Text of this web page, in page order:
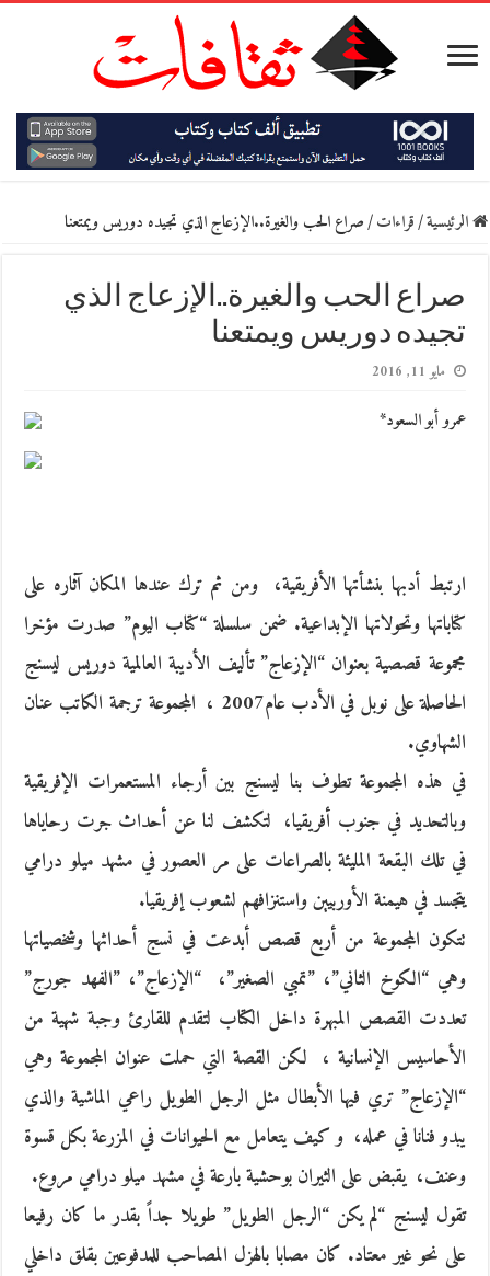
الرئيسية/قراءات/صراع الحب والغيرة..الإزعاج الذي تجيده دوريس ويمتعنا
صراع الحب والغيرة..الإزعاج الذي
تجيده دوريس ويمتعنا
مايو 11, 2016
عمرو أبو السعود*
ارتبط أدبها بنشأتها الأفريقية، ‮ ‬ومن ثم ترك عندها المكان‮ ‬آثاره على
كتاباتها وتحولاتها الإبداعية‮. ‬ضمن سلسلة‮ “‬كتاب اليوم‮” ‬صدرت مؤخرا
مجموعة قصصية بعنوان‮ “‬الإزعاج‮” ‬تأليف الأديبة العالمية دوريس ليسنج
الحاصلة على نوبل في الأدب عام‮ ‬2007، ‮ ‬المجموعة ترجمة الكاتب عنان
الشهاوي‮.‬
في هذه المجموعة تطوف بنا ليسنج بين أرجاء المستعمرات الإفريقية
وبالتحديد في جنوب أفريقيا، ‮ ‬لتكشف لنا عن أحداث جرت رحاياها
في تلك البقعة المليئة بالصراعات على مر العصور في مشهد ميلو درامي‮
‬يتجسد في هيمنة الأوربيين واستنزافهم لشعوب إفريقيا‮.‬
تتكون المجموعة من أربع قصص أبدعت في نسج أحداثها وشخصياتها
وهي‮ “‬الكوخ الثاني‮”‬، ‮”‬تمبي الصغير‮”‬، ‮ “‬الإزعاج‮”‬، ‮”‬الفهد جورج‮”
‬تعددت القصص المبهرة داخل الكتاب لتقدم للقارئ وجبة شهية من
الأحاسيس الإنسانية‮ ‬، ‮ ‬لكن القصة التي حملت عنوان المجموعة وهي‮
“‬الإزعاج‮” ‬تري فيها الأبطال مثل الرجل الطويل راعي الماشية والذي‮
‬يبدو فنانا في عمله، ‮ ‬و كيف‮ ‬يتعامل مع الحيوانات في المزرعة بكل قسوة
وعنف، ‮ ‬يقبض على الثيران بوحشية بارعة في مشهد ميلو درامي مروع‮.‬
تقول ليسنج‮ “‬لم‮ ‬يكن‮ “‬الرجل الطويل‮” ‬طويلا جداً بقدر ما كان رفيعا
على نحو‮ ‬غير معتاد‮. ‬كان مصابا بالهزل المصاحب للمدفوعين بقلق داخلي